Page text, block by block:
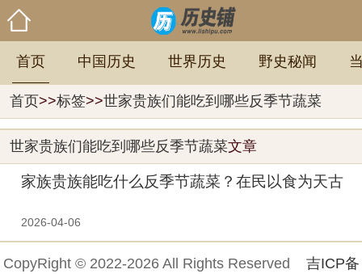
首页 中国历史 世界历史 野史秘闻
首页>>标签>>世家贵族们能吃到哪些反季节蔬菜
世家贵族们能吃到哪些反季节蔬菜文章
家族贵族能吃什么反季节蔬菜？在民以食为天古
2026-04-06
CopyRight © 2022-2026 All Rights Reserved 吉ICP备